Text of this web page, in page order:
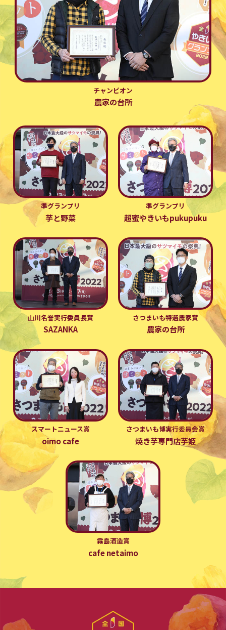
チャンピオン
農家の台所
準グランプリ
芋と野菜
準グランプリ
超蜜やきいもpukupuku
山川名誉実行委員長賞
SAZANKA
さつまいも特選農家賞
農家の台所
スマートニュース賞
oimo cafe
さつまいも博実行委員会賞
焼き芋専門店芋姫
霧島酒造賞
cafe netaimo